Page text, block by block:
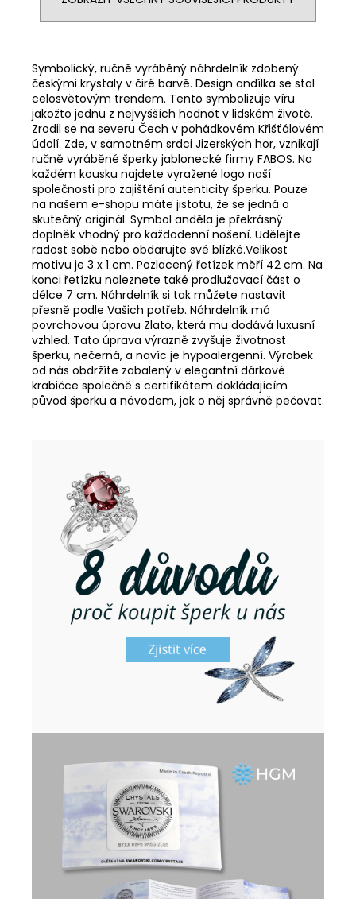
Symbolický, ručně vyráběný náhrdelník zdobený
českými krystaly v čiré barvě. Design andílka se stal
celosvětovým trendem. Tento symbolizuje víru
jakožto jednu z nejvyšších hodnot v lidském životě.
Zrodil se na severu Čech v pohádkovém Křišťálovém
údolí. Zde, v samotném srdci Jizerských hor, vznikají
ručně vyráběné šperky jablonecké firmy FABOS. Na
každém kousku najdete vyražené logo naší
společnosti pro zajištění autenticity šperku. Pouze
na našem e-shopu máte jistotu, že se jedná o
skutečný originál. Symbol anděla je překrásný
doplněk vhodný pro každodenní nošení. Udělejte
radost sobě nebo obdarujte své blízké.Velikost
motivu je 3 x 1 cm. Pozlacený řetízek měří 42 cm. Na
konci řetízku naleznete také prodlužovací část o
délce 7 cm. Náhrdelník si tak můžete nastavit
přesně podle Vašich potřeb. Náhrdelník má
povrchovou úpravu Zlato, která mu dodává luxusní
vzhled. Tato úprava výrazně zvyšuje životnost
šperku, nečerná, a navíc je hypoalergenní. Výrobek
od nás obdržíte zabalený v elegantní dárkové
krabičce společně s certifikátem dokládajícím
původ šperku a návodem, jak o něj správně pečovat.